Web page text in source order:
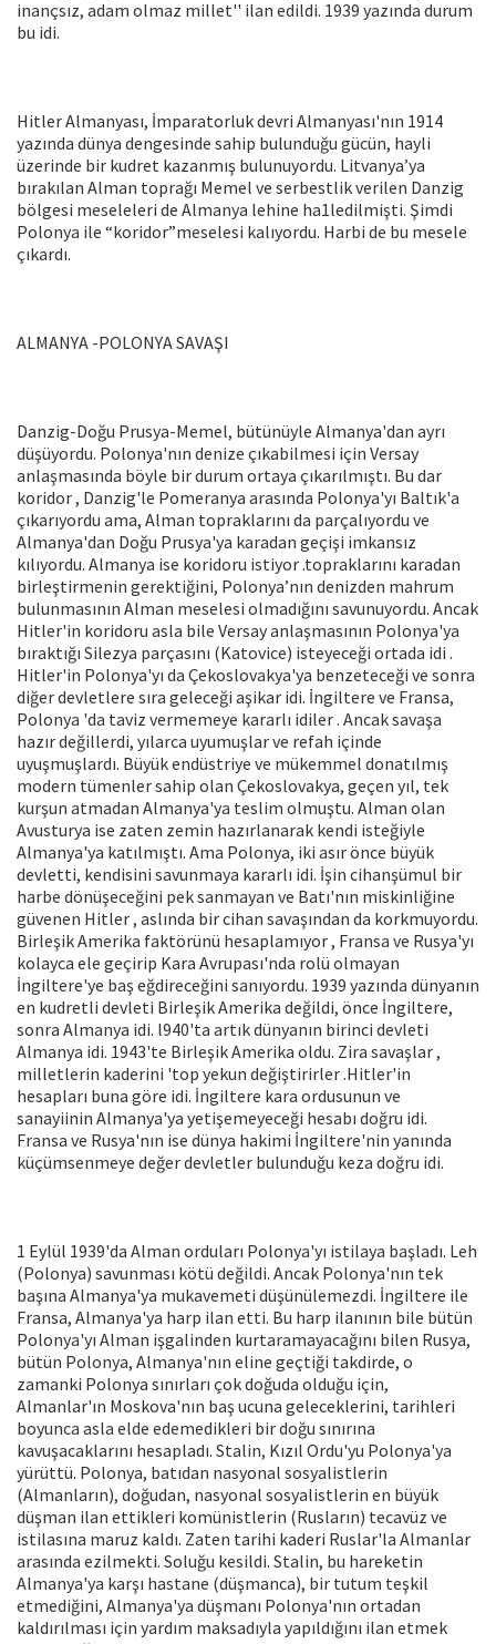
inançsız, adam olmaz millet'' ilan edildi. 1939 yazında durum
bu idi.
Hitler Almanyası, İmparatorluk devri Almanyası'nın 1914
yazında dünya dengesinde sahip bulunduğu gücün, hayli
üzerinde bir kudret kazanmış bulunuyordu. Litvanya’ya
bırakılan Alman toprağı Memel ve serbestlik verilen Danzig
bölgesi meseleleri de Almanya lehine ha1ledilmişti. Şimdi
Polonya ile “koridor”meselesi kalıyordu. Harbi de bu mesele
çıkardı.
ALMANYA -POLONYA SAVAŞI
Danzig-Doğu Prusya-Memel, bütünüyle Almanya'dan ayrı
düşüyordu. Polonya'nın denize çıkabilmesi için Versay
anlaşmasında böyle bir durum ortaya çıkarılmıştı. Bu dar
koridor , Danzig'le Pomeranya arasında Polonya'yı Baltık'a
çıkarıyordu ama, Alman topraklarını da parçalıyordu ve
Almanya'dan Doğu Prusya'ya karadan geçişi imkansız
kılıyordu. Almanya ise koridoru istiyor .topraklarını karadan
birleştirmenin gerektiğini, Polonya’nın denizden mahrum
bulunmasının Alman meselesi olmadığını savunuyordu. Ancak
Hitler'in koridoru asla bile Versay anlaşmasının Polonya'ya
bıraktığı Silezya parçasını (Katovice) isteyeceği ortada idi .
Hitler'in Polonya'yı da Çekoslovakya'ya benzeteceği ve sonra
diğer devletlere sıra geleceği aşikar idi. İngiltere ve Fransa,
Polonya 'da taviz vermemeye kararlı idiler . Ancak savaşa
hazır değillerdi, yılarca uyumuşlar ve refah içinde
uyuşmuşlardı. Büyük endüstriye ve mükemmel donatılmış
modern tümenler sahip olan Çekoslovakya, geçen yıl, tek
kurşun atmadan Almanya'ya teslim olmuştu. Alman olan
Avusturya ise zaten zemin hazırlanarak kendi isteğiyle
Almanya'ya katılmıştı. Ama Polonya, iki asır önce büyük
devletti, kendisini savunmaya kararlı idi. İşin cihanşümul bir
harbe dönüşeceğini pek sanmayan ve Batı'nın miskinliğine
güvenen Hitler , aslında bir cihan savaşından da korkmuyordu.
Birleşik Amerika faktörünü hesaplamıyor , Fransa ve Rusya'yı
kolayca ele geçirip Kara Avrupası'nda rolü olmayan
İngiltere'ye baş eğdireceğini sanıyordu. 1939 yazında dünyanın
en kudretli devleti Birleşik Amerika değildi, önce İngiltere,
sonra Almanya idi. l940'ta artık dünyanın birinci devleti
Almanya idi. 1943'te Birleşik Amerika oldu. Zira savaşlar ,
milletlerin kaderini 'top yekun değiştirirler .Hitler'in
hesapları buna göre idi. İngiltere kara ordusunun ve
sanayiinin Almanya'ya yetişemeyeceği hesabı doğru idi.
Fransa ve Rusya'nın ise dünya hakimi İngiltere'nin yanında
küçümsenmeye değer devletler bulunduğu keza doğru idi.
1 Eylül 1939'da Alman orduları Polonya'yı istilaya başladı. Leh
(Polonya) savunması kötü değildi. Ancak Polonya'nın tek
başına Almanya'ya mukavemeti düşünülemezdi. İngiltere ile
Fransa, Almanya'ya harp ilan etti. Bu harp ilanının bile bütün
Polonya'yı Alman işgalinden kurtaramayacağını bilen Rusya,
bütün Polonya, Almanya'nın eline geçtiği takdirde, o
zamanki Polonya sınırları çok doğuda olduğu için,
Almanlar'ın Moskova'nın baş ucuna geleceklerini, tarihleri
boyunca asla elde edemedikleri bir doğu sınırına
kavuşacaklarını hesapladı. Stalin, Kızıl Ordu'yu Polonya'ya
yürüttü. Polonya, batıdan nasyonal sosyalistlerin
(Almanların), doğudan, nasyonal sosyalistlerin en büyük
düşman ilan ettikleri komünistlerin (Rusların) tecavüz ve
istilasına maruz kaldı. Zaten tarihi kaderi Ruslar'la Almanlar
arasında ezilmekti. Soluğu kesildi. Stalin, bu hareketin
Almanya'ya karşı hastane (düşmanca), bir tutum teşkil
etmediğini, Almanya'ya düşmanı Polonya'nın ortadan
kaldırılması için yardım maksadıyla yapıldığını ilan etmek